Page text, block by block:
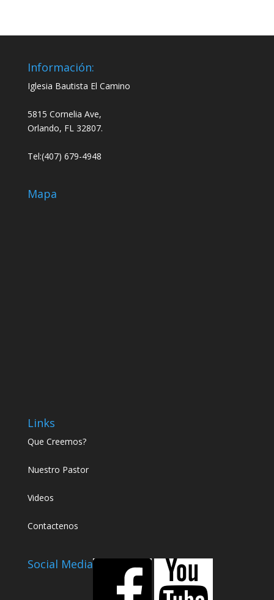
Información:
Iglesia Bautista El Camino
5815 Cornelia Ave,
Orlando, FL 32807.
Tel:(407) 679-4948
Mapa
Links
Que Creemos?
Nuestro Pastor
Videos
Contactenos
Social Media